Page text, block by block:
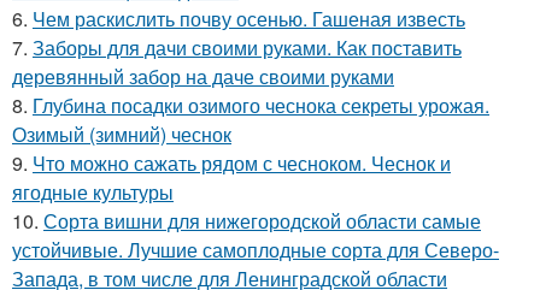
6. Чем раскислить почву осенью. Гашеная известь
7. Заборы для дачи своими руками. Как поставить
деревянный забор на даче своими руками
8. Глубина посадки озимого чеснока секреты урожая.
Озимый (зимний) чеснок
9. Что можно сажать рядом с чесноком. Чеснок и
ягодные культуры
10. Сорта вишни для нижегородской области самые
устойчивые. Лучшие самоплодные сорта для Северо-
Запада, в том числе для Ленинградской области